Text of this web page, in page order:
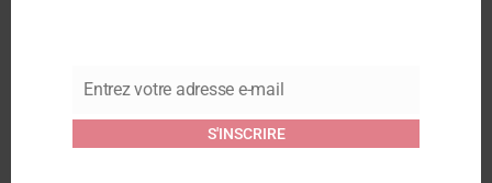
Email
Entrez votre adresse e-mail
S'INSCRIRE